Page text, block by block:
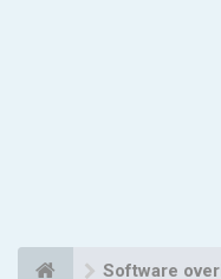
Software